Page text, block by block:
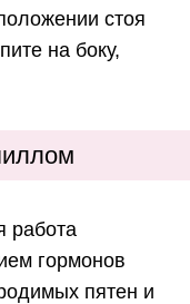
стоя
на боку,
работа
гормонов
пятен и